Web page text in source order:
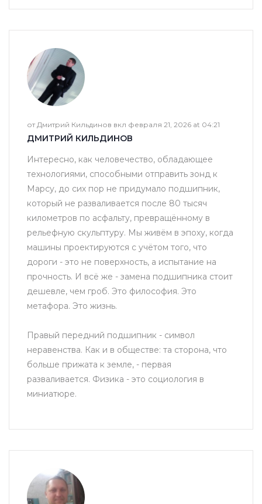
от Дмитрий Кильдинов вкл февраля 21, 2026 at 04:21
ДМИТРИЙ КИЛЬДИНОВ
Интересно, как человечество, обладающее
технологиями, способными отправить зонд к
Марсу, до сих пор не придумало подшипник,
который не разваливается после 80 тысяч
километров по асфальту, превращённому в
рельефную скульптуру. Мы живём в эпоху, когда
машины проектируются с учётом того, что
дороги - это не поверхность, а испытание на
прочность. И всё же - замена подшипника стоит
дешевле, чем гроб. Это философия. Это
метафора. Это жизнь.
Правый передний подшипник - символ
неравенства. Как и в обществе: та сторона, что
больше прижата к земле, - первая
разваливается. Физика - это социология в
миниатюре.